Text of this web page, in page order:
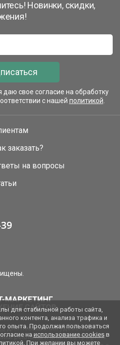
Новинки, скидки,
даю свое согласие на обработку
с нашей политикой
заказать?
на вопросы
для повышения удобства
рекламы и анализа трафика.
для стабильной работы сайта,
контента, анализа трафика и
опыта. Продолжая пользоваться
на использование cookiesв
При желании вы можете